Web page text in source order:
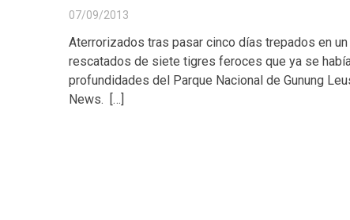
07/09/2013
Aterrorizados tras pasar cinco días trepados en
rescatados de siete tigres feroces que ya se
profundidades del Parque Nacional de Gunung
News. […]